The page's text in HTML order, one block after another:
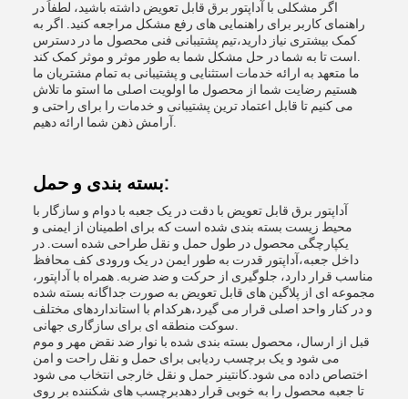
اگر مشکلی با آداپتور برق قابل تعویض داشته باشید، لطفاً در
راهنمای کاربر برای راهنمایی های رفع مشکل مراجعه کنید. اگر به
کمک بیشتری نیاز دارید،تیم پشتیبانی فنی محصول ما در دسترس
ما متعهد به ارائه خدمات استثنایی و پشتیبانی به تمام مشتریان ما
هستیم رضایت شما از محصول ما اولویت اصلی ما استو ما تلاش
می کنیم تا قابل اعتماد ترین پشتیبانی و خدمات را برای راحتی و
بسته بندی و حمل:
آداپتور برق قابل تعویض با دقت در یک جعبه با دوام و سازگار با
محیط زیست بسته بندی شده است که برای اطمینان از ایمنی و
یکپارچگی محصول در طول حمل و نقل طراحی شده است. در
داخل جعبه،آداپتور قدرت به طور ایمن در یک ورودی کف محافظ
مناسب قرار دارد، جلوگیری از حرکت و ضد ضربه. همراه با آداپتور،
مجموعه ای از پلاگین های قابل تعویض به صورت جداگانه بسته شده
و در کنار واحد اصلی قرار می گیرد،هرکدام با استانداردهای مختلف
قبل از ارسال، محصول بسته بندی شده با نوار ضد نقض مهر و موم
می شود و یک برچسب ردیابی برای حمل و نقل راحت و امن
اختصاص داده می شود.کانتینر حمل و نقل خارجی انتخاب می شود
تا جعبه محصول را به خوبی قرار دهدبرچسب های شکننده بر روی